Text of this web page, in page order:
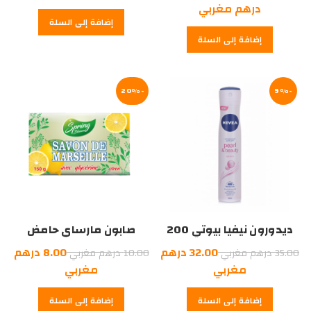
الأصلي
هو:
60.00
درهم مغربي
الحالي
هو:إضافة إلى السلة
إضافة إلى السلة
-9%
ديدورون نيفيا بيوتي 200
ملل 35.00درهم مغربيالسعر
الأصلي
هو:
35.00
32.00درهم
مغربي
الحالي
هو:
إضافة إلى السلة
-20%
صابون مارساي حامض
10.00درهم مغربيالسعر
الأصلي
هو:
10.00
8.00 درهم
مغربي
الحالي
هو:
إضافة إلى السلة